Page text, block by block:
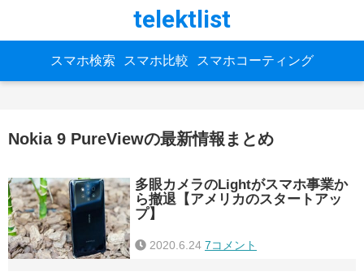
telektlist
スマホ検索 スマホ比較 スマホコーティング
Nokia 9 PureViewの最新情報まとめ
多眼カメラのLightがスマホ事業か
ら撤退【アメリカのスタートアッ
プ】
2020.6.24 7コメント